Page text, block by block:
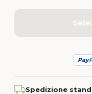
Pay
Spedizione